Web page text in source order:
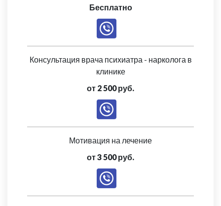
Бесплатно
Консультация врача психиатра - нарколога в
клинике
от 2 500 руб.
Мотивация на лечение
от 3 500 руб.